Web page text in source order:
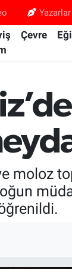
Yazarlar
Çevre
moloz